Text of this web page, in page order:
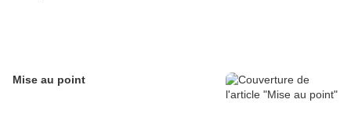
Mise au point